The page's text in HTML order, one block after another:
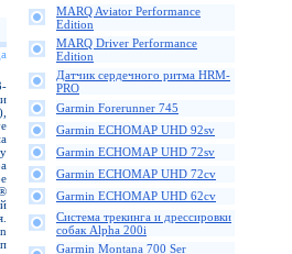
MARQ Aviator Performance
Edition
MARQ Driver Performance
Edition
Датчик сердечного ритма HRM-
PRO
Garmin Forerunner 745
Garmin ECHOMAP UHD 92sv
Garmin ECHOMAP UHD 72sv
Garmin ECHOMAP UHD 72cv
Garmin ECHOMAP UHD 62cv
Cистема трекинга и дрессировки
собак Alpha 200i
Garmin Montana 700 Ser